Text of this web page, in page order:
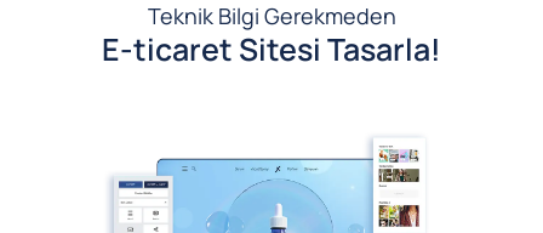
Teknik Bilgi Gerekmeden
E-ticaret Sitesi Tasarla!